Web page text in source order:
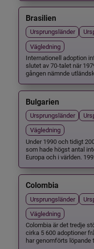
Brasilien
Ursprungsländer
Vägledning
Internationell adoption
slutet av 70-talet när
gången nämnde
Bulgarien
Ursprungsländer
Vägledning
Under 1990 och tidigt
som hade högst antal
Europa och i världen.
Colombia
Ursprungsländer
Vägledning
Colombia är det tredje
cirka 5 600 adoptioner
har genomförts löpande